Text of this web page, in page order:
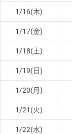
1/16(木)
1/17(金)
1/18(土)
1/19(日)
1/20(月)
1/21(火)
1/22(水)